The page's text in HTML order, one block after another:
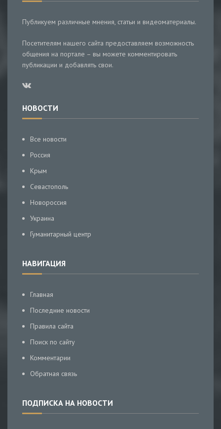
Публикуем различные мнения, статьи и видеоматериалы.
Посетителям нашего сайта предоставляем возможность
общения на портале – вы можете комментировать
публикации и добавлять свои.
НОВОСТИ
Все новости
Россия
Крым
Севастополь
Новороссия
Украина
Гуманитарный центр
НАВИГАЦИЯ
Главная
Последние новости
Правила сайта
Поиск по сайту
Комментарии
Обратная связь
ПОДПИСКА НА НОВОСТИ